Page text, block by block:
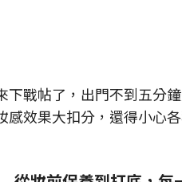
戰帖了，出門不到五分
效果大扣分，還得小心